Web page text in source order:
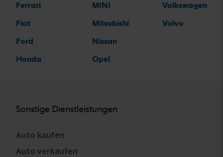
Ferrari
Fiat
Ford
Honda
MINI
Mitsubishi
Nissan
Opel
Volkswagen
Volvo
Sonstige Dienstleistungen
Auto kaufen
Auto verkaufen